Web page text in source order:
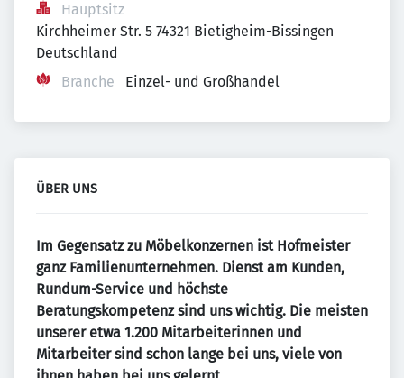
Hauptsitz
Kirchheimer Str. 5 74321 Bietigheim-Bissingen
Deutschland
Branche
Einzel- und Großhandel
ÜBER UNS
Im Gegensatz zu Möbelkonzernen ist Hofmeister
ganz Familienunternehmen. Dienst am Kunden,
Rundum-Service und höchste
Beratungskompetenz sind uns wichtig. Die meisten
unserer etwa 1.200 Mitarbeiterinnen und
Mitarbeiter sind schon lange bei uns, viele von